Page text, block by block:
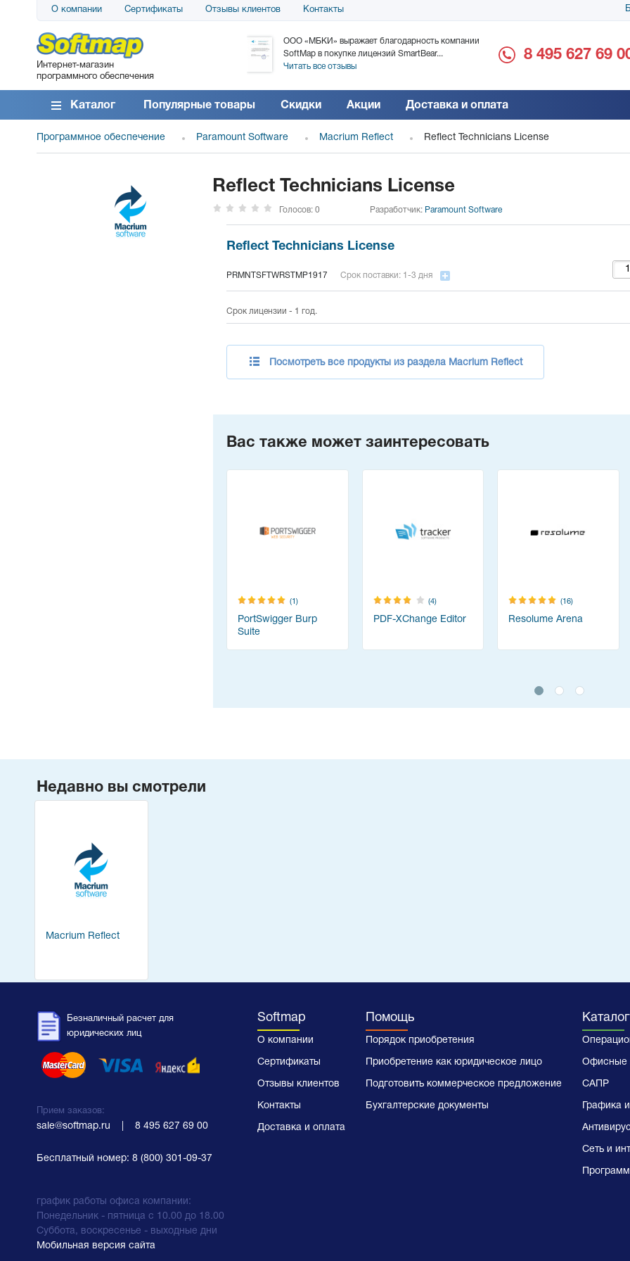
О компании Сертификаты Отзывы клиентов Контакты
Интернет-магазин
программного обеспечения
АО «АТС» благодарит компанию SoftMap за
поставку программного обеспечения SolarWinds
DameWare...
Читать все отзывы
ООО «МБКИ» выражает благодарность компании
SoftMap в покупке лицензий SmartBear...
Читать все отзывы
благодарность за
8 495 627 69
Каталог Популярные товары Скидки Акции Доставка и оплата
Программное обеспечение Paramount Software Macrium Reflect Reflect Technicians License
Reflect Technicians License
Голосов: 0 Разработчик: Paramount Software
Reflect Technicians License
PRMNTSFTWRSTMP1917 Срок поставки: 1-3 дня
Срок лицензии - 1 год.
Посмотреть все продукты из раздела Macrium Reflect
Вас также может заинтересовать
(1)
PortSwigger Burp
Suite
(4)
PDF-XChange Editor
(16)
Resolume Arena
Недавно вы смотрели
Macrium Reflect
Безналичный расчет для
юридических лиц
Прием заказов:
sale@softmap.ru 8 495 627 69 00
Бесплатный номер: 8 (800) 301-09-37
график работы офиса компании:
Понедельник - пятница с 10.00 до 18.00
Суббота, воскресенье - выходные дни
Softmap
О компании
Сертификаты
Отзывы клиентов
Контакты
Доставка и оплата
Помощь
Порядок приобретения
Приобретение как юридическое лицо
Подготовить коммерческое предложение
Бухгалтерские документы
Каталог
Офисные
САПР
Графика
Сеть и
Мобильная версия сайта